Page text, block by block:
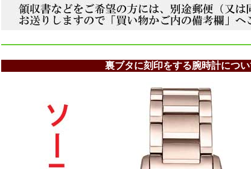
裏ブタに刻印をする腕時計につ